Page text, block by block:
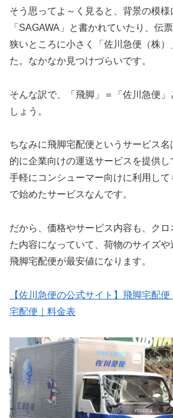
そう思ってよ～く見ると、背景の模様
「SAGAWA」と書かれていたり、伝
狭いところに小さく「佐川急便（株）
た。なかなか見つけづらいです。
そんな訳で、「飛脚」＝「佐川急便」
しょう。
ちなみに飛脚宅配便というサービス
的に企業向けの運送サービスを提供し
手軽にコンシューマー向けに利用し
で始めたサービスなんです。
だから、価格やサービス内容も、ク
た内容になっていて、荷物のサイズや
飛脚宅配便が最安値になります。
【佐川急便の公式サイト】飛脚宅配
宅配便｜料金表